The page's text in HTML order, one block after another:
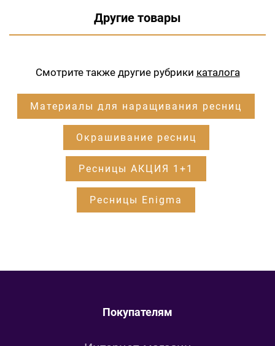
Другие товары
Смотрите также другие рубрики каталога
Материалы для наращивания ресниц
Окрашивание ресниц
Ресницы АКЦИЯ 1+1
Ресницы Enigma
Покупателям